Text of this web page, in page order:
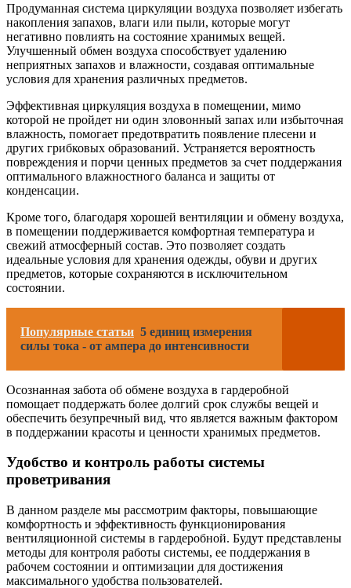
Продуманная система циркуляции воздуха позволяет избегать
накопления запахов, влаги или пыли, которые могут
негативно повлиять на состояние хранимых вещей.
Улучшенный обмен воздуха способствует удалению
неприятных запахов и влажности, создавая оптимальные
условия для хранения различных предметов.
Эффективная циркуляция воздуха в помещении, мимо
которой не пройдет ни один зловонный запах или избыточная
влажность, помогает предотвратить появление плесени и
других грибковых образований. Устраняется вероятность
повреждения и порчи ценных предметов за счет поддержания
оптимального влажностного баланса и защиты от
конденсации.
Кроме того, благодаря хорошей вентиляции и обмену воздуха,
в помещении поддерживается комфортная температура и
свежий атмосферный состав. Это позволяет создать
идеальные условия для хранения одежды, обуви и других
предметов, которые сохраняются в исключительном
состоянии.
Популярные статьи 5 единиц измерения
силы тока - от ампера до интенсивности
Осознанная забота об обмене воздуха в гардеробной
помощает поддержать более долгий срок службы вещей и
обеспечить безупречный вид, что является важным фактором
в поддержании красоты и ценности хранимых предметов.
Удобство и контроль работы системы
проветривания
В данном разделе мы рассмотрим факторы, повышающие
комфортность и эффективность функционирования
вентиляционной системы в гардеробной. Будут представлены
методы для контроля работы системы, ее поддержания в
рабочем состоянии и оптимизации для достижения
максимального удобства пользователей.